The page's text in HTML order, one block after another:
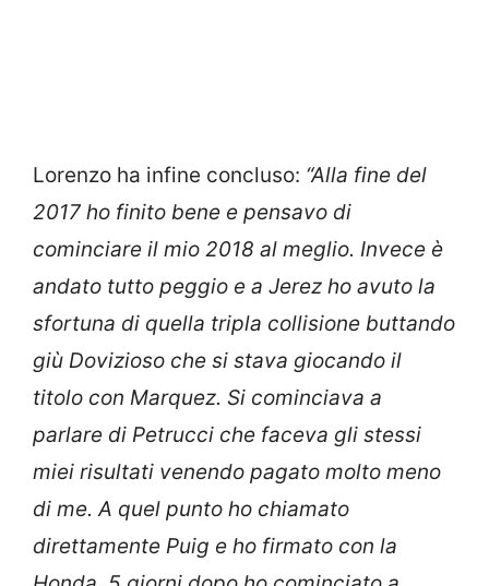
Lorenzo ha infine concluso: “Alla fine del
2017 ho finito bene e pensavo di
cominciare il mio 2018 al meglio. Invece è
andato tutto peggio e a Jerez ho avuto la
sfortuna di quella tripla collisione buttando
giù Dovizioso che si stava giocando il
titolo con Marquez. Si cominciava a
parlare di Petrucci che faceva gli stessi
miei risultati venendo pagato molto meno
di me. A quel punto ho chiamato
direttamente Puig e ho firmato con la